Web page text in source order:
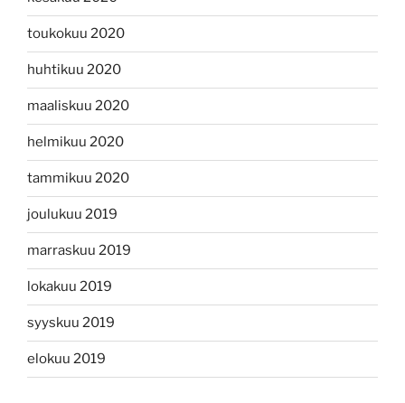
toukokuu 2020
huhtikuu 2020
maaliskuu 2020
helmikuu 2020
tammikuu 2020
joulukuu 2019
marraskuu 2019
lokakuu 2019
syyskuu 2019
elokuu 2019